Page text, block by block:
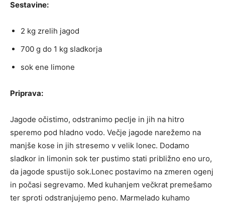
Sestavine:
2 kg zrelih jagod
700 g do 1 kg sladkorja
sok ene limone
Priprava:
Jagode očistimo, odstranimo peclje in jih na hitro
speremo pod hladno vodo. Večje jagode narežemo na
manjše kose in jih stresemo v velik lonec. Dodamo
sladkor in limonin sok ter pustimo stati približno eno uro,
da jagode spustijo sok.Lonec postavimo na zmeren ogenj
in počasi segrevamo. Med kuhanjem večkrat premešamo
ter sproti odstranjujemo peno. Marmelado kuhamo